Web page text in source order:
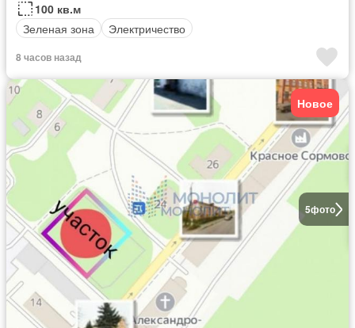
100 кв.м
Зеленая зона
Электричество
8 часов назад
5фото
Новое